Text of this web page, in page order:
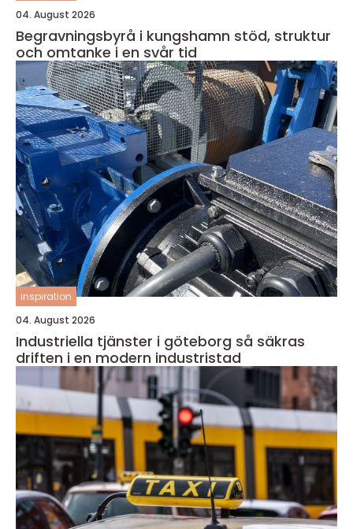
04. August 2026
Begravningsbyrå i kungshamn stöd, struktur
och omtanke i en svår tid
inspiration
04. August 2026
Industriella tjänster i göteborg så säkras
driften i en modern industristad